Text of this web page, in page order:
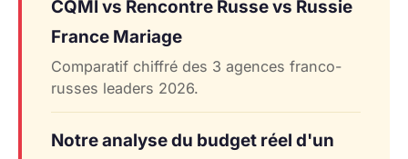
CQMI vs Rencontre Russe vs Russie
France Mariage
Comparatif chiffré des 3 agences franco-
russes leaders 2026.
Notre analyse du budget réel d'un